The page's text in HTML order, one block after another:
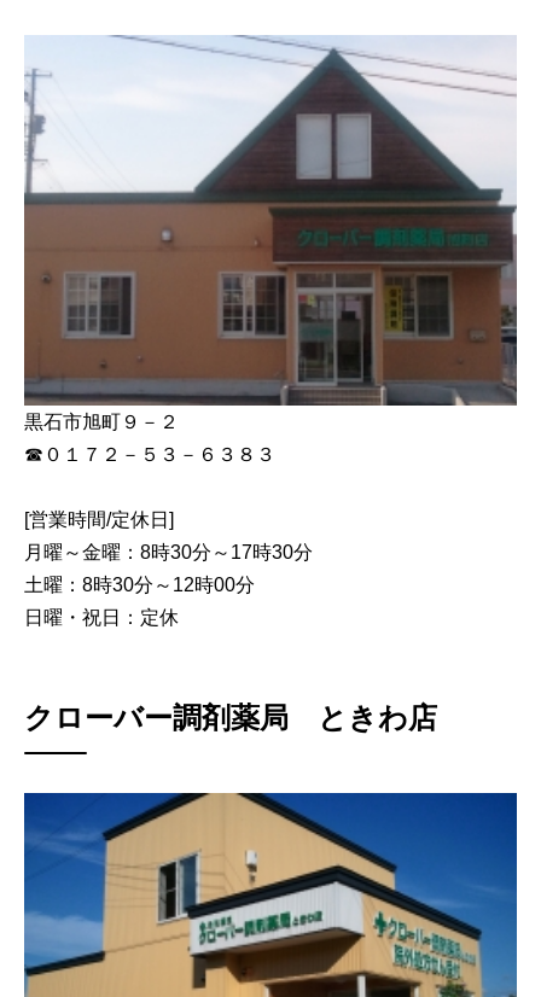
黒石市旭町９－２
☎０１７２－５３－６３８３
[営業時間/定休日]
月曜～金曜：8時30分～17時30分
土曜：8時30分～12時00分
日曜・祝日：定休
クローバー調剤薬局 ときわ店